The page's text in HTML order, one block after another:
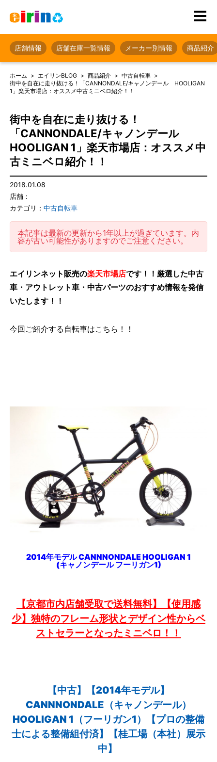
店舗情報 店舗在庫一覧情報 メーカー別情報 商品紹介
ホーム エイリンBLOG 商品紹介
中古自転車
街中を自在に走り抜ける！「CANNONDALE/キャノンデール HOOLIGAN
1」楽天市場店：オススメ中古ミニベロ紹介！！
街中を自在に走り抜ける！
「CANNONDALE/キャノンデール
HOOLIGAN 1」楽天市場店：オススメ中
古ミニベロ紹介！！
2018.01.08
店舗：
カテゴリ： 中古自転車
本記事は最新の更新から1年以上が過ぎています。内
容が古い可能性がありますのでご注意ください。
エイリンネット販売の楽天市場店です！！厳選した中古
車・アウトレット車・中古パーツのおすすめ情報を発信
いたします！！
今回ご紹介する自転車はこちら！！
2014年モデル CANNNONDALE HOOLIGAN 1
(キャノンデール フーリガン1)
【京都市内店舗受取で送料無料】【使用感
少】独特のフレーム形状とデザイン性からベ
ストセラーとなったミニベロ！！
【中古】【2014年モデル】
CANNNONDALE（キャノンデール）
HOOLIGAN 1（フーリガン1）【プロの整備
士による整備組付済】【桂工場（本社）展示
中】